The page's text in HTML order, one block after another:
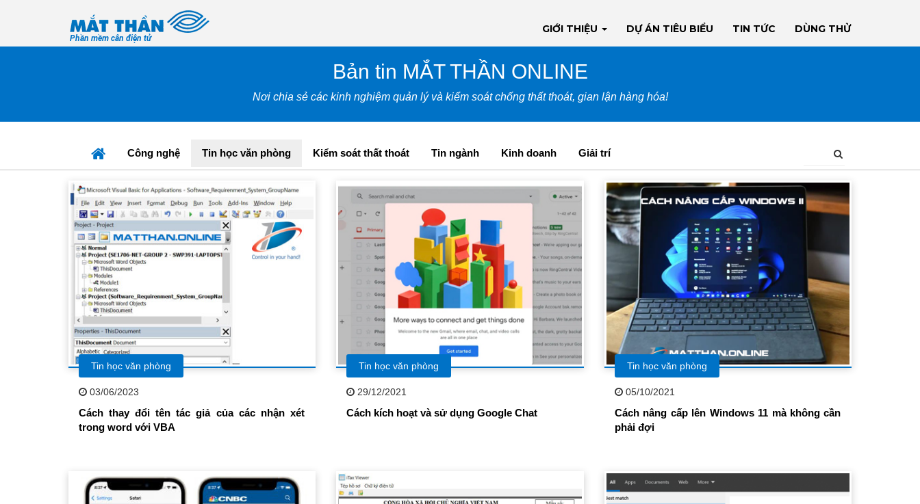
Phần mềm cân điện tử
GIỚI THIỆU DỰ ÁN TIÊU BIỂU TIN TỨC DÙNG THỬ
Bản tin MẮT THẦN ONLINE
Nơi chia sẻ các kinh nghiệm quản lý và kiểm soát chống thất thoát, gian lận hàng hóa!
Công nghệ Tin học văn phòng Kiểm soát thất thoát Tin ngành Kinh doanh Giải trí
Tin học văn phòng
03/06/2023
Cách thay đổi tên tác giả của các nhận xét
trong word với VBA
Tin học văn phòng
29/12/2021
Cách kích hoạt và sử dụng Google Chat
Tin học văn phòng
05/10/2021
Cách nâng cấp lên Windows 11 mà không cần
phải đợi